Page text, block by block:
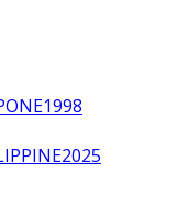
1998
2025